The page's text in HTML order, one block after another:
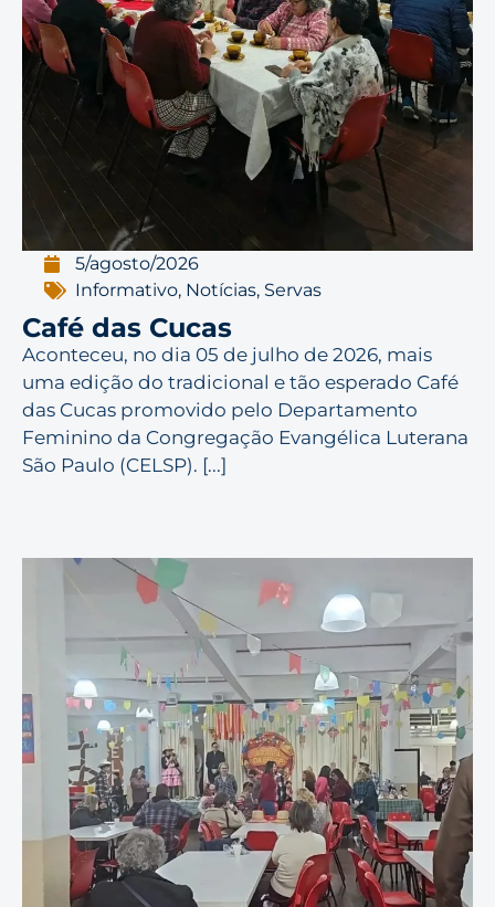
5/agosto/2026
Informativo, Notícias, Servas
Café das Cucas
Aconteceu, no dia 05 de julho de 2026, mais
uma edição do tradicional e tão esperado Café
das Cucas promovido pelo Departamento
Feminino da Congregação Evangélica Luterana
São Paulo (CELSP). [...]